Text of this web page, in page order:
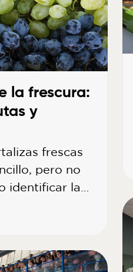
la frescura:
y
frescas
pero no
identificar la…